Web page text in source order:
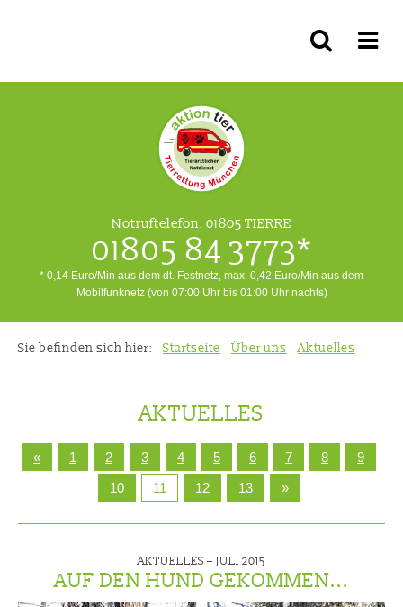
Notruftelefon: 01805 TIERRE
01805 84 3773*
* 0,14 Euro/Min aus dem dt. Festnetz, max. 0,42 Euro/Min aus dem
Mobilfunknetz (von 07:00 Uhr bis 01:00 Uhr nachts)
Sie befinden sich hier: Startseite Über uns Aktuelles
AKTUELLES
« 1 2 3 4 5 6 7 8
9
10
11 12 13 »
AKTUELLES – JULI 2015
AUF DEN HUND GEKOMMEN...